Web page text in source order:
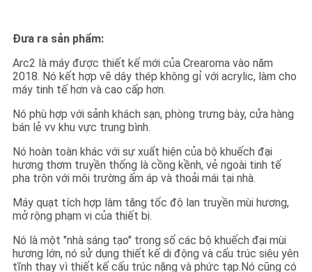
SƠ
ĐỒ
TRANG
CHÍNH
SÁCH
BẢO
MẬT
Đưa ra sản phẩm:
Arc2 là máy được thiết kế mới của Crearoma vào năm
2018. Nó kết hợp vẽ dây thép không gỉ với acrylic, làm cho
máy tinh tế hơn và cao cấp hơn.
Nó phù hợp với sảnh khách sạn, phòng trưng bày, cửa hàng
bán lẻ vv khu vực trung bình.
Nó hoàn toàn khác với sự xuất hiện của bộ khuếch đại
hương thơm truyền thống là cồng kềnh, vẻ ngoài tinh tế
pha trộn với môi trường ấm áp và thoải mái tại nhà.
Máy quạt tích hợp làm tăng tốc độ lan truyền mùi hương,
mở rộng phạm vi của thiết bị.
Nó là một "nhà sáng tạo" trong số các bộ khuếch đại mùi
hương lớn, nó sử dụng thiết kế di động và cấu trúc siêu yên
tĩnh thay vì thiết kế cấu trúc nặng và phức tạp.Nó cũng có